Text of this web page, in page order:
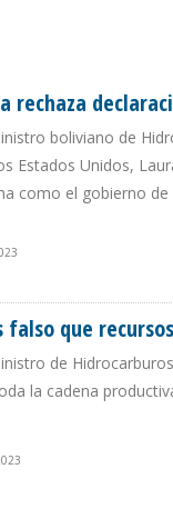
rechaza
boliviano de
Estados Unidos,
como el gobierno de
falso que
de
la cadena